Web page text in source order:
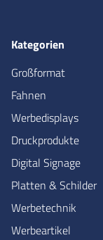
Kategorien
Großformat
Fahnen
Werbedisplays
Druckprodukte
Digital Signage
Platten & Schilder
Werbetechnik
Werbeartikel